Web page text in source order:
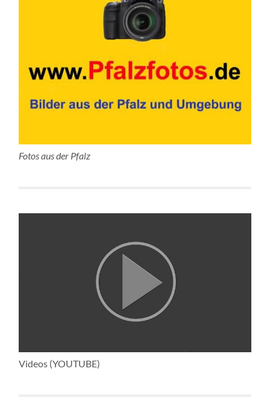
Fotos aus der Pfalz
Videos (YOUTUBE)